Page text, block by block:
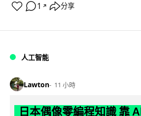
1 ↗ 分享
人工智能
Lawton 11 小時
日本偶像零編程知識 靠